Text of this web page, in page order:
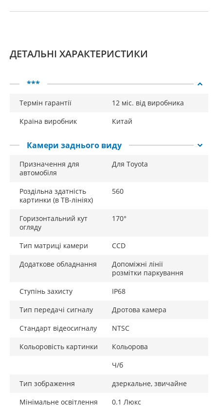
ДЕТАЛЬНІ ХАРАКТЕРИСТИКИ
***
Термін гарантії
12 міс. від виробника
Країна виробник
Китай
Камери заднього виду
Призначення для
автомобіля
Для Toyota
Роздільна здатність
картинки (в ТВ-лініях)
560
Горизонтальний кут
огляду
170°
Тип матриці камери
CCD
Додаткове обладнання
Допоміжні лінії
розмітки паркування
Ступінь захисту
IP68
Тип передачі сигналу
Дротова камера
Стандарт відеосигналу
NTSC
Кольоровість картинки
Кольорова
Ч/б
Тип зображення
дзеркальне, звичайне
Мінімальне освітлення
0.1 Люкс